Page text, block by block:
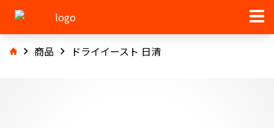
商品 ドライイースト 日清